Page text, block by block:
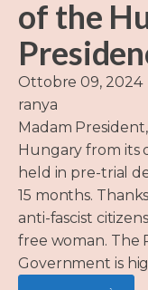
of the
Ottobre 09, 2024
ranya
Madam
Hungary from its
held in pre-trial
15 months.
anti-fascist
free woman. The
Government is